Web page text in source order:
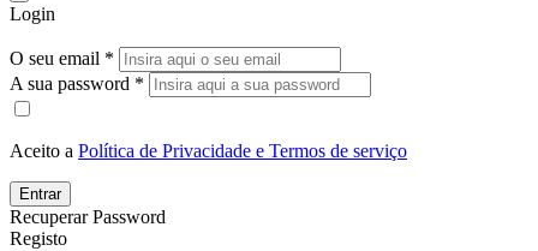
Login
O seu email *
A sua password *
Aceito a Política de Privacidade e Termos de serviço
Entrar
Recuperar Password
Registo